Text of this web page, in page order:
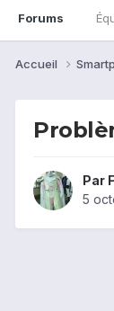
Forums
Accueil
Par
5